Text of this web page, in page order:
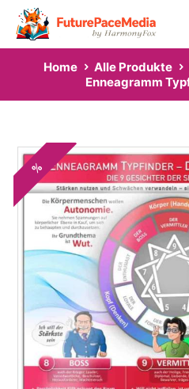
Home Alle Produkte
Enneagramm
%